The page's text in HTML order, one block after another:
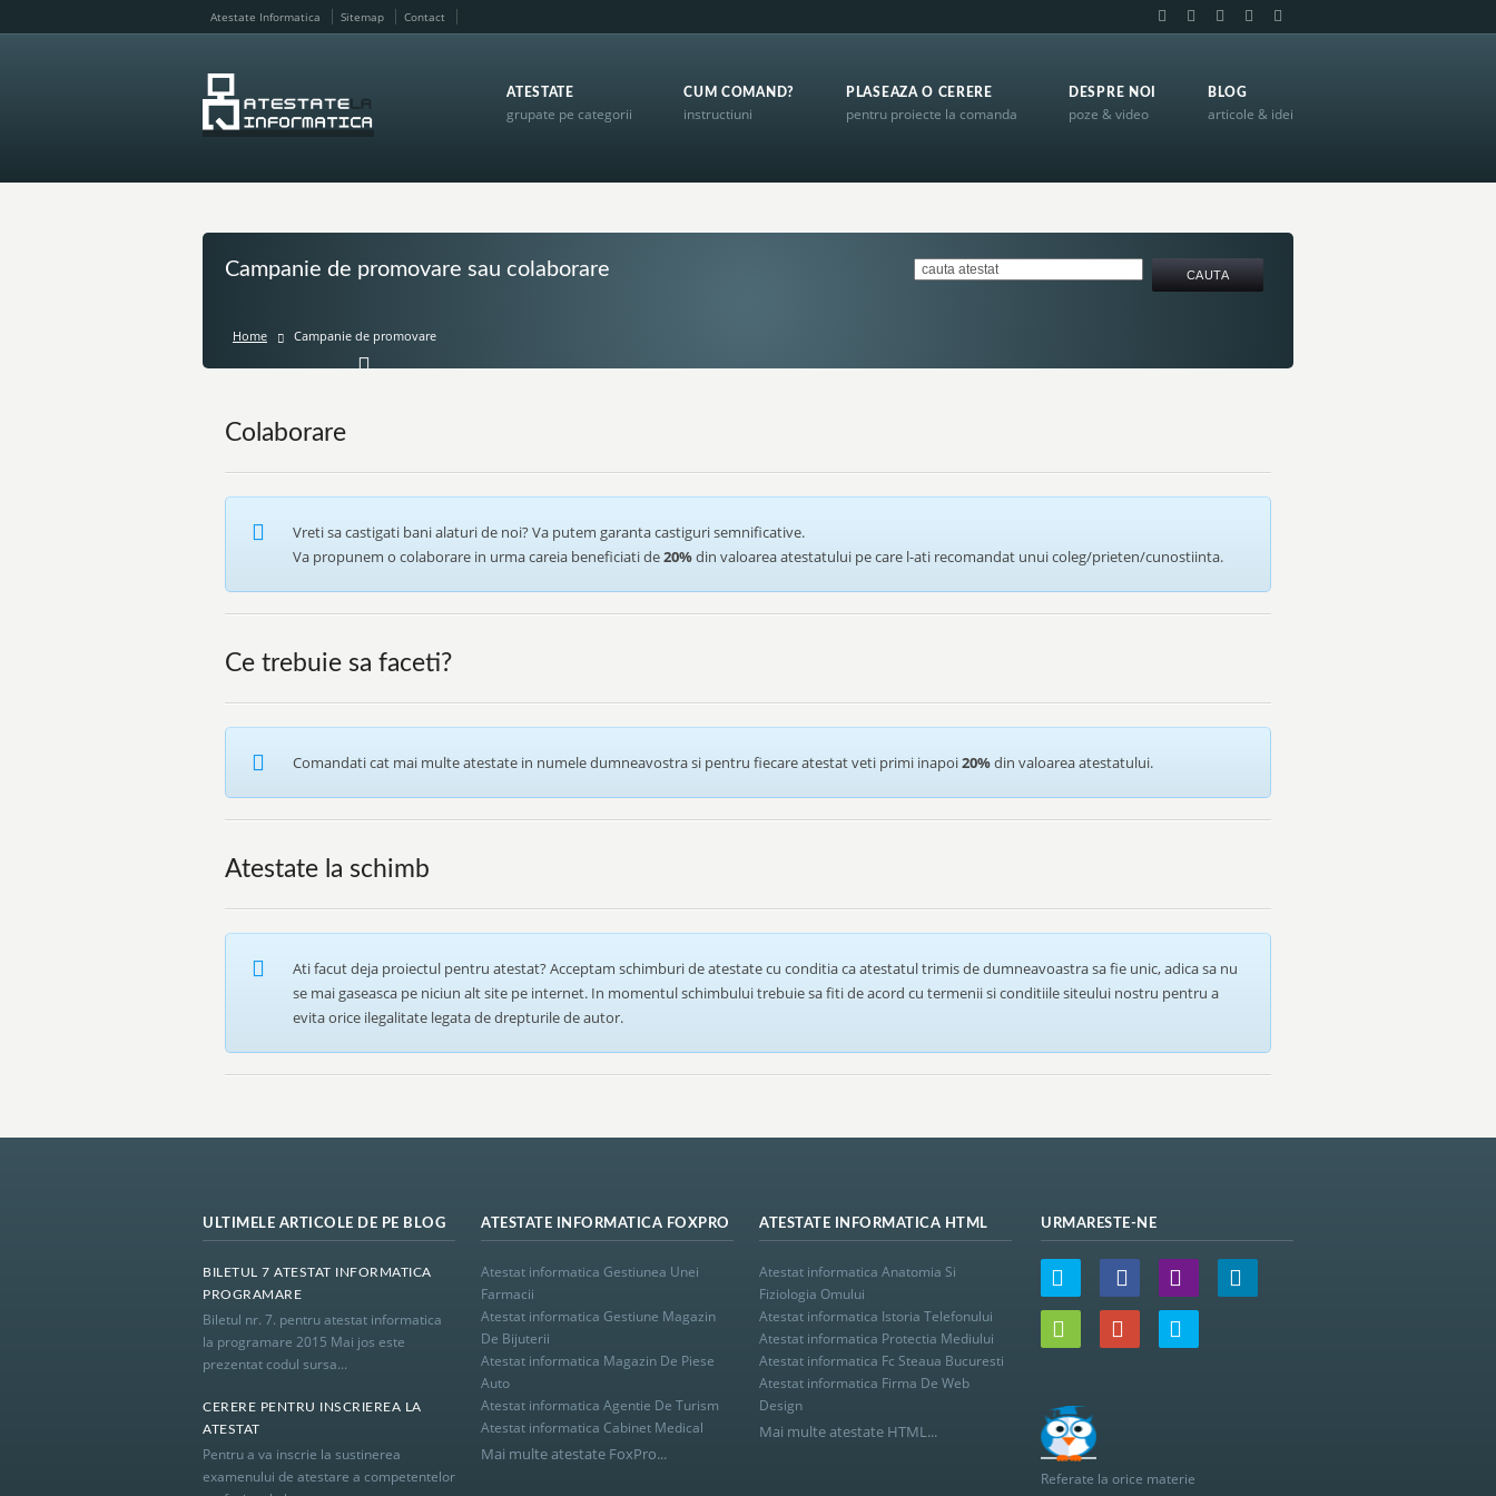
Atestate Informatica Sitemap Contact
ATESTATE
grupate pe categorii
CUM COMAND?
instructiuni
PLASEAZA O CERERE
pentru proiecte la comanda
DESPRE NOI
poze & video
BLOG
articole & idei
Campanie de promovare sau colaborare
Home Campanie de promovare
Colaborare
Vreti sa castigati bani alaturi de noi? Va putem garanta castiguri semnificative.
Va propunem o colaborare in urma careia beneficiati de20%din valoarea atestatului pe care l-ati recomandat unui coleg/prieten/cunostiinta.
Ce trebuie sa faceti?
Comandati cat mai multe atestate in numele dumneavostra si pentru fiecare atestat veti primi inapoi20%din valoarea atestatului.
Atestate la schimb
Ati facut deja proiectul pentru atestat? Acceptam schimburi de atestate cu conditia ca atestatul trimis de dumneavoastra sa fie unic, adica sa nu
se mai gaseasca pe niciun alt site pe internet. In momentul schimbului trebuie sa fiti de acord cu termenii si conditiile siteului nostru pentru a
evita orice ilegalitate legata de drepturile de autor.
ULTIMELE ARTICOLE DE PE BLOG
BILETUL 7 ATESTAT INFORMATICA
PROGRAMARE
Biletul nr. 7. pentru atestat informatica
la programare 2015 Mai jos este
prezentat codul sursa...
CERERE PENTRU INSCRIEREA LA
ATESTAT
Pentru a va inscrie la sustinerea
examenului de atestare a competentelor
ATESTATE INFORMATICA FOXPRO
Atestat informatica Gestiunea Unei
Farmacii
Atestat informatica Gestiune Magazin
De Bijuterii
Atestat informatica Magazin De Piese
Auto
Atestat informatica Agentie De Turism
Atestat informatica Cabinet Medical
Mai multe atestate FoxPro...
ATESTATE INFORMATICA HTML
Atestat informatica Anatomia Si
Fiziologia Omului
Atestat informatica Istoria Telefonului
Atestat informatica Protectia Mediului
Atestat informatica Fc Steaua Bucuresti
Atestat informatica Firma De Web
Design
Mai multe atestate HTML...
URMARESTE-NE
Referate la orice materie